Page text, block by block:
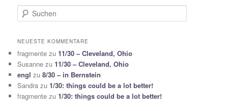
u
h
n
NEUESTE KOMMENTARE
fragmente zu 11/30 – Cleveland, Ohio
Susanne zu 11/30 – Cleveland, Ohio
engl zu8/30 – in Bernstein
Sandra zu 1/30: things could be a lot better!
fragmente zu 1/30: things could be a lot better!